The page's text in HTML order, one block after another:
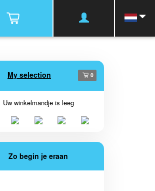
My selection 0
Uw winkelmandje is leeg
Zo begin je eraan